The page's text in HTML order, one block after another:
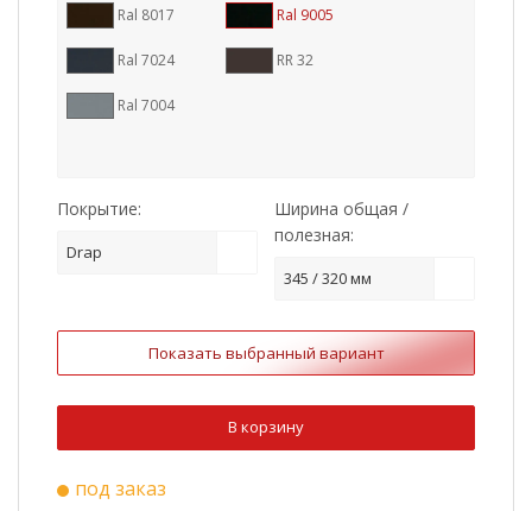
Ral 8017 Ral 9005
Ral 7024 RR 32
Ral 7004
Покрытие:
Drap
Ширина общая /
полезная:
345 / 320 мм
Показать выбранный вариант
В корзину
под заказ